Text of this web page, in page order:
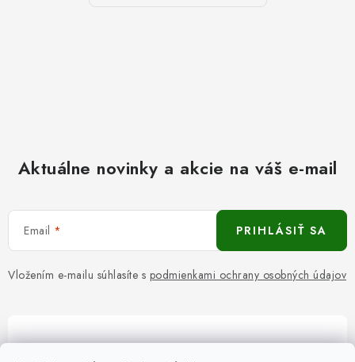
Aktuálne novinky a akcie na váš e-mail
Email
Vložením e-mailu súhlasíte s podmienkami ochrany osobných údajov
PRIHLÁSIŤ SA
Pomôžeme vám s výberom